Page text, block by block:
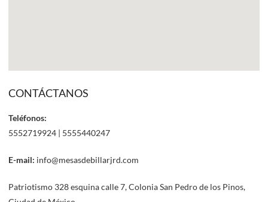
CONTÁCTANOS
Teléfonos:
5552719924 | 5555440247
E-mail: info@mesasdebillarjrd.com
Patriotismo 328 esquina calle 7, Colonia San Pedro de los Pinos,